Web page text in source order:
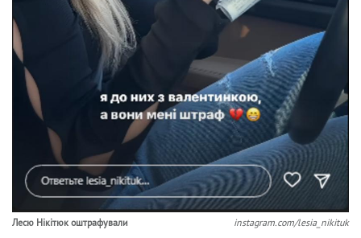
Лесю Нікітюк оштрафували instagram.com/lesia_nikituk